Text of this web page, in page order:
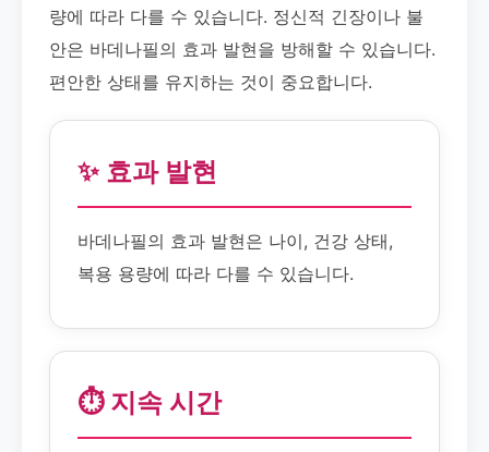
량에 따라 다를 수 있습니다. 정신적 긴장이나 불
안은 바데나필의 효과 발현을 방해할 수 있습니다.
편안한 상태를 유지하는 것이 중요합니다.
✨ 효과 발현
바데나필의 효과 발현은 나이, 건강 상태,
복용 용량에 따라 다를 수 있습니다.
⏱️ 지속 시간